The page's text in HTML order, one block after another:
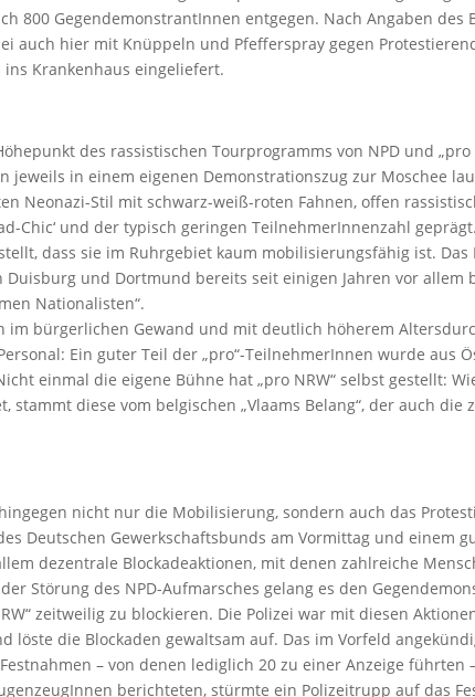
800 GegendemonstrantInnen entgegen. Nach Angaben des
auch hier mit Knüppeln und Pfefferspray gegen
Krankenhaus eingeliefert.
des rassistischen Tourprogramms von NPD und „pro
jeweils in einem eigenen Demonstrationszug zur Moschee
Neonazi-Stil mit schwarz-weiß-roten Fahnen, offen
Chic‘ und der typisch geringen TeilnehmerInnenzahl
dass sie im Ruhrgebiet kaum mobilisierungsfähig ist.
Duisburg und Dortmund bereits seit einigen Jahren vor allem
Nationalisten“.
im bürgerlichen Gewand und mit deutlich höherem
Ein guter Teil der „pro“-TeilnehmerInnen wurde aus
einmal die eigene Bühne hat „pro NRW“ selbst gestellt:
stammt diese vom belgischen „Vlaams Belang“, der auch die
nicht nur die Mobilisierung, sondern auch das
Deutschen Gewerkschaftsbunds am Vormittag und einem
dezentrale Blockadeaktionen, mit denen zahlreiche
Störung des NPD-Aufmarsches gelang es den
zeitweilig zu blockieren. Die Polizei war mit diesen
löste die Blockaden gewaltsam auf. Das im Vorfeld
– von denen lediglich 20 zu einer Anzeige führten
berichteten, stürmte ein Polizeitrupp auf das